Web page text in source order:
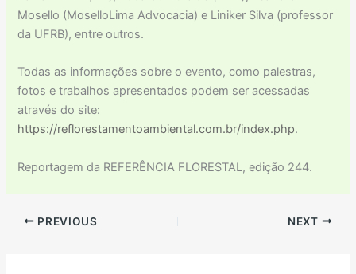
Mosello (MoselloLima Advocacia) e Liniker Silva (professor
da UFRB), entre outros.
Todas as informações sobre o evento, como palestras,
fotos e trabalhos apresentados podem ser acessadas
através do site:
https://reflorestamentoambiental.com.br/index.php.
Reportagem da REFERÊNCIA FLORESTAL, edição 244.
PREVIOUS NEXT